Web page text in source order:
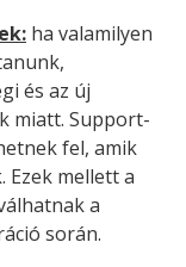
ha valamilyen
és az új
miatt. Support-
fel, amik
mellett a
a
során.